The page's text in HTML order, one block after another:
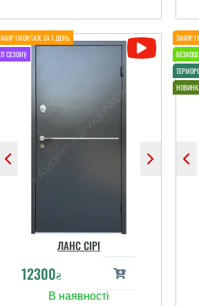
ЛАНС СІРІ
12300₴